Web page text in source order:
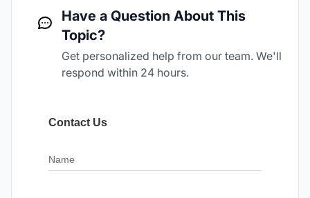
Have a Question About This
Topic?
Get personalized help from our team. We'll
respond within 24 hours.